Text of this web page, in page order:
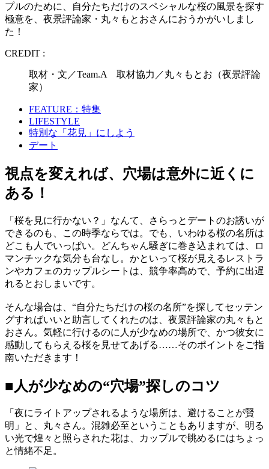
プルのために、自分たちだけのスペシャルな桜の風景を探す
極意を、夜景評論家・丸々もとおさんにおうかがいしまし
た！
CREDIT :
取材・文／Team.A 取材協力／丸々もとお（夜景評論
家）
FEATURE：特集
LIFESTYLE
特別な「花見」にしよう
デート
視点を変えれば、穴場は意外に近くに
ある！
「桜を見に行かない？」なんて、さらっとデートのお誘いが
できるのも、この時季ならでは。でも、いわゆる桜の名所は
どこも人でいっぱい。どんちゃん騒ぎに巻き込まれては、ロ
マンチックな気分も台なし。かといって桜が見えるレストラ
ンやカフェのカップルシートは、競争率高めで、予約に出遅
れるとおしまいです。
そんな場合は、“自分たちだけの桜の名所”を探してセッテン
グすればいいと助言してくれたのは、夜景評論家の丸々もと
おさん。気軽に行けるのに人が少なめの場所で、かつ彼女に
感動してもらえる桜を見せてあげる……そのポイントをご指
南いただきます！
■人が少なめの“穴場”探しのコツ
「夜にライトアップされるような場所は、避けることが賢
明」と、丸々さん。混雑必至ということもありますが、明る
い光で煌々と照らされた花は、カップルで眺めるにはちょっ
と情緒不足。